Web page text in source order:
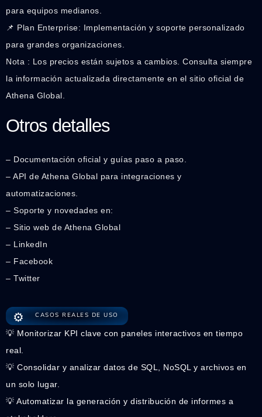
⚙️ CASOS REALES DE USO
💡 Monitorizar KPI clave con paneles interactivos en tiempo
real.
💡 Consolidar y analizar datos de SQL, NoSQL y archivos en
un solo lugar.
💡 Automatizar la generación y distribución de informes a
para equipos medianos.
📌 Plan Enterprise: Implementación y soporte personalizado
para grandes organizaciones.
Nota : Los precios están sujetos a cambios. Consulta siempre
la información actualizada directamente en el sitio oficial de
Athena Global.
Otros detalles
– Documentación oficial y guías paso a paso.
– API de Athena Global para integraciones y
automatizaciones.
– Soporte y novedades en:
– Sitio web de Athena Global
– LinkedIn
– Facebook
– Twitter